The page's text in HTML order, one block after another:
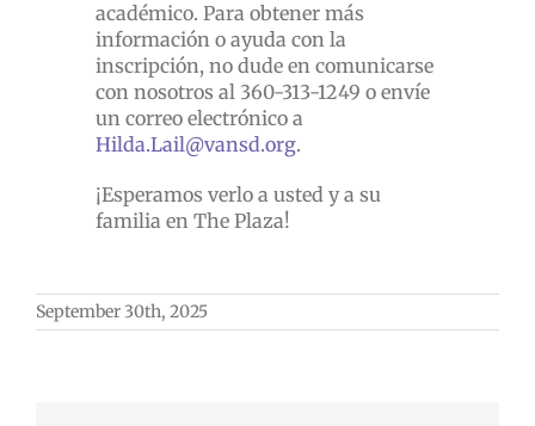
académico. Para obtener más
información o ayuda con la
inscripción, no dude en comunicarse
con nosotros al 360-313-1249 o envíe
un correo electrónico a
Hilda.Lail@vansd.org.
¡Esperamos verlo a usted y a su
familia en The Plaza!
September 30th, 2025